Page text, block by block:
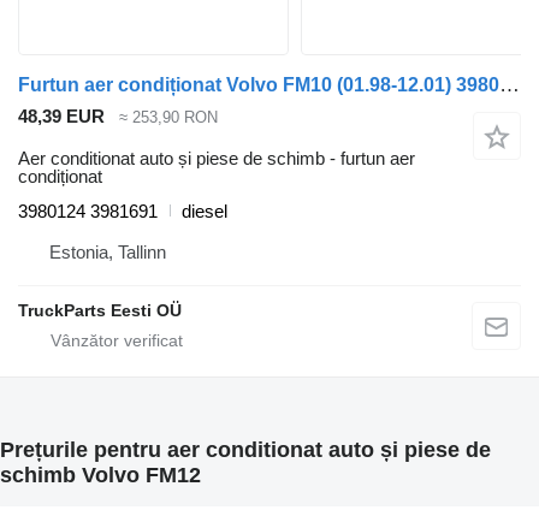
Furtun aer condiționat Volvo FM10 (01.98-12.01) 3980124 3981691 pentru camion Volvo FM7-FM12, FM, FMX (1998-2014)
48,39 EUR ≈ 253,90 RON
Aer conditionat auto și piese de schimb - furtun aer
condiționat
3980124 3981691
diesel
Estonia, Tallinn
TruckParts Eesti OÜ
Prețurile pentru aer conditionat auto și piese de
schimb Volvo FM12